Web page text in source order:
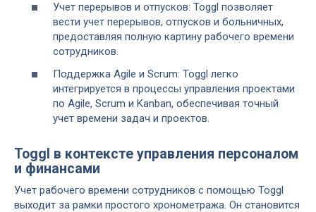
Учет перерывов и отпусков: Toggl позволяет
вести учет перерывов, отпусков и больничных,
предоставляя полную картину рабочего времени
сотрудников.
Поддержка Agile и Scrum: Toggl легко
интегрируется в процессы управления проектами
по Agile, Scrum и Kanban, обеспечивая точный
учет времени задач и проектов.
Toggl в контексте управления персоналом
и финансами
Учет рабочего времени сотрудников с помощью Toggl
выходит за рамки простого хронометража. Он становится